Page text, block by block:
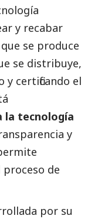
y recabar
se produce
se distribuye,
certificando el
la tecnología
y
de
por su